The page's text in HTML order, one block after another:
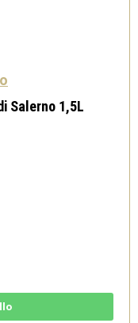
Salerno 1,5L